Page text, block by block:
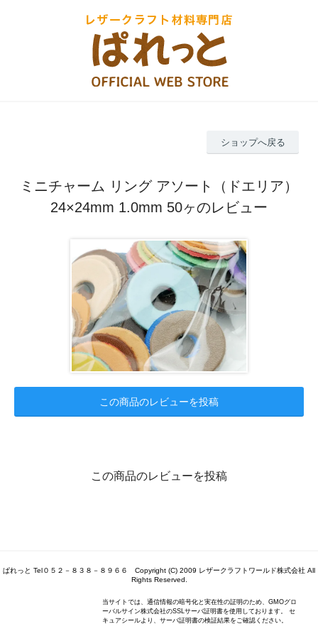
ショップへ戻る
ミニチャーム リング アソート（ドエリア）
24×24mm 1.0mm 50ヶのレビュー
この商品のレビューを投稿
この商品のレビューを投稿
ぱれっと Tel０５２－８３８－８９６６ Copyright (C) 2009 レザークラフトワールド株式会社 All
Rights Reserved.
当サイトでは、通信情報の暗号化と実在性の証明のため、GMOグロ
ーバルサイン株式会社のSSLサーバ証明書を使用しております。 セ
キュアシールより、サーバ証明書の検証結果をご確認ください。